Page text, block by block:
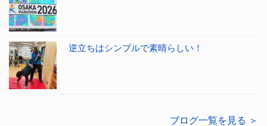
逆立ちはシンプルで素晴らしい！
ブログ一覧を見る ＞